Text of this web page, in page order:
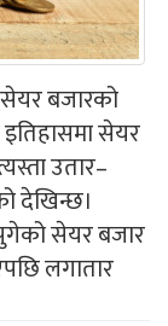
सेयर बजारको
इतिहासमा सेयर
उतार–
देखिन्छ।
सेयर बजार
लगातार